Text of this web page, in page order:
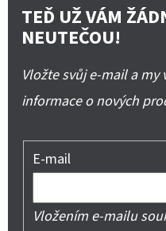
TEĎ UŽ VÁM
NEUTEČOU!
Vložte svůj e-mail a
informace o nových
E-mail
Vložením e-mailu